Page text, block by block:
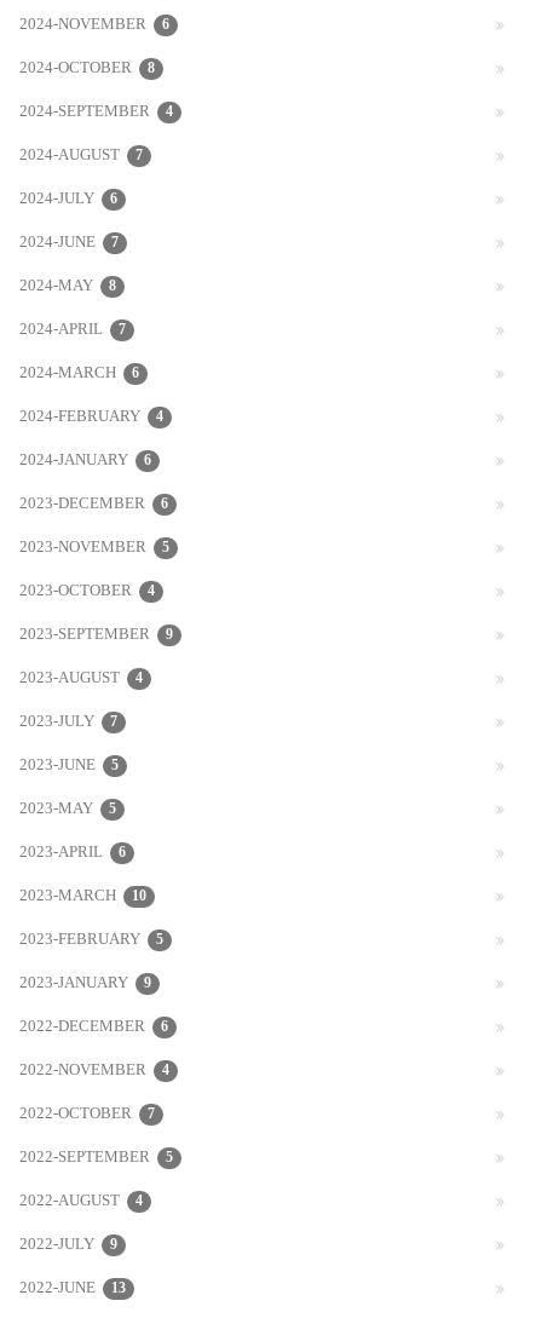
2024-NOVEMBER 6
2024-OCTOBER 8
2024-SEPTEMBER 4
2024-AUGUST 7
2024-JULY 6
2024-JUNE 7
2024-MAY 8
2024-APRIL 7
2024-MARCH 6
2024-FEBRUARY 4
2024-JANUARY 6
2023-DECEMBER 6
2023-NOVEMBER 5
2023-OCTOBER 4
2023-SEPTEMBER 9
2023-AUGUST 4
2023-JULY 7
2023-JUNE 5
2023-MAY 5
2023-APRIL 6
2023-MARCH 10
2023-FEBRUARY 5
2023-JANUARY 9
2022-DECEMBER 6
2022-NOVEMBER 4
2022-OCTOBER 7
2022-SEPTEMBER 5
2022-AUGUST 4
2022-JULY 9
2022-JUNE 13